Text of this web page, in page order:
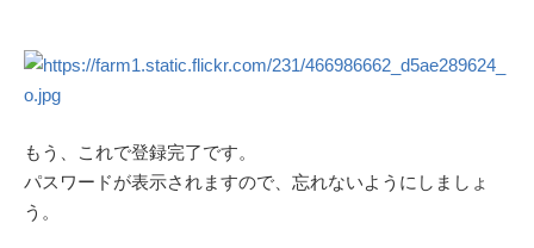
もう、これで登録完了です。
パスワードが表示されますので、忘れないようにしましょ
う。